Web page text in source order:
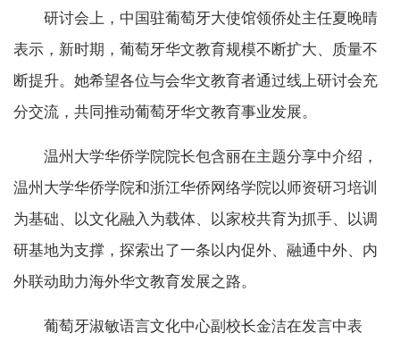
研讨会上，中国驻葡萄牙大使馆领侨处主任夏晚晴
表示，新时期，葡萄牙华文教育规模不断扩大、质量不
断提升。她希望各位与会华文教育者通过线上研讨会充
分交流，共同推动葡萄牙华文教育事业发展。
温州大学华侨学院院长包含丽在主题分享中介绍，
温州大学华侨学院和浙江华侨网络学院以师资研习培训
为基础、以文化融入为载体、以家校共育为抓手、以调
研基地为支撑，探索出了一条以内促外、融通中外、内
外联动助力海外华文教育发展之路。
葡萄牙淑敏语言文化中心副校长金洁在发言中表